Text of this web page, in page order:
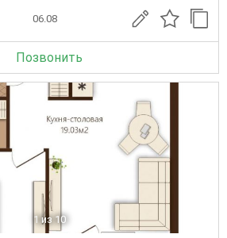
06.08
Позвонить
1 из 10